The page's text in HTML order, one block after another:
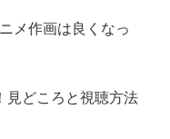
メ作画は良くなっ
見どころと視聴方法